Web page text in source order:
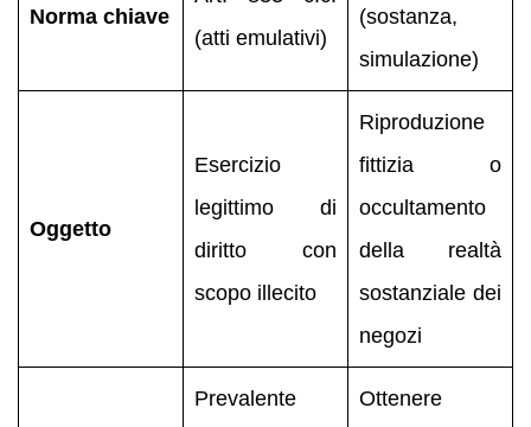
Norma chiave
(atti emulativi)
(sostanza,
simulazione)
Oggetto
Esercizio
legittimo di
diritto con
scopo illecito
Riproduzione
fittizia o
occultamento
della realtà
sostanziale dei
negozi
Prevalente
Ottenere